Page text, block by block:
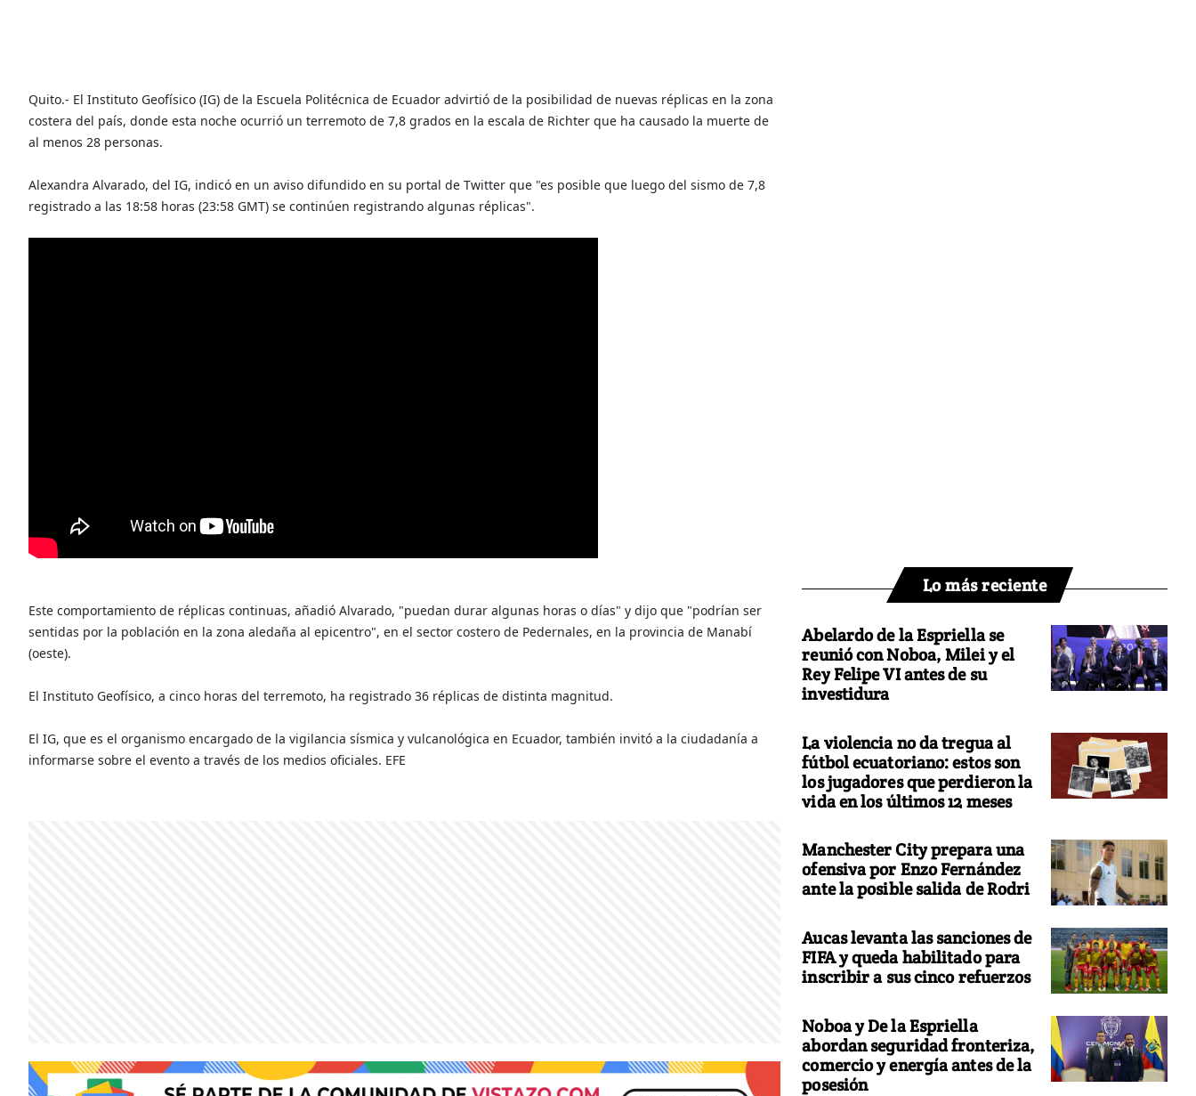
Quito.- El Instituto Geofísico (IG) de la Escuela Politécnica de Ecuador advirtió de la posibilidad de nuevas réplicas en la zona
costera del país, donde esta noche ocurrió un terremoto de 7,8 grados en la escala de Richter que ha causado la muerte de
al menos 28 personas.
Alexandra Alvarado, del IG, indicó en un aviso difundido en su portal de Twitter que "es posible que luego del sismo de 7,8
registrado a las 18:58 horas (23:58 GMT) se continúen registrando algunas réplicas".
Este comportamiento de réplicas continuas, añadió Alvarado, "puedan durar algunas horas o días" y dijo que "podrían ser
sentidas por la población en la zona aledaña al epicentro", en el sector costero de Pedernales, en la provincia de Manabí
(oeste).
El Instituto Geofísico, a cinco horas del terremoto, ha registrado 36 réplicas de distinta magnitud.
El IG, que es el organismo encargado de la vigilancia sísmica y vulcanológica en Ecuador, también invitó a la ciudadanía a
informarse sobre el evento a través de los medios oficiales. EFE
Lo más reciente
Abelardo de la Espriella se
reunió con Noboa, Milei y el
Rey Felipe VI antes de su
investidura
La violencia no da tregua al
fútbol ecuatoriano: estos son
los jugadores que perdieron la
vida en los últimos 12 meses
Manchester City prepara una
ofensiva por Enzo Fernández
ante la posible salida de Rodri
Aucas levanta las sanciones de
FIFA y queda habilitado para
inscribir a sus cinco refuerzos
Noboa y De la Espriella
abordan seguridad fronteriza,
comercio y energía antes de la
posesión